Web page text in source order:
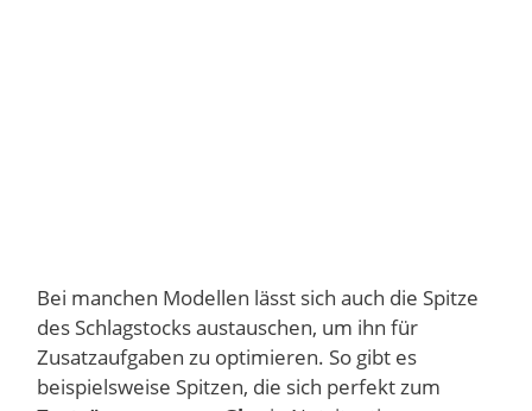
Bei manchen Modellen lässt sich auch die Spitze
des Schlagstocks austauschen, um ihn für
Zusatzaufgaben zu optimieren. So gibt es
beispielsweise Spitzen, die sich perfekt zum